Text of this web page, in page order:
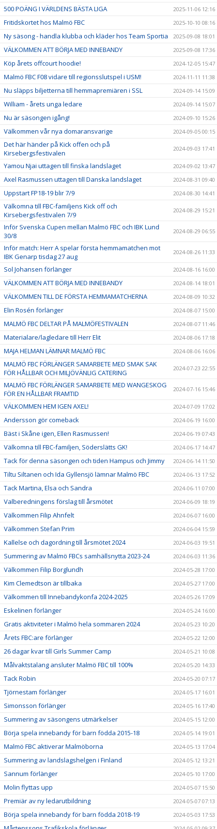
500 POÄNG I VÄRLDENS BÄSTA LIGA 2025-11-06 12:16
Fritidskortet hos Malmö FBC 2025-10-10 08:16
Ny säsong - handla klubba och kläder hos Team Sportia 2025-09-08 18:01
VÄLKOMMEN ATT BÖRJA MED INNEBANDY 2025-09-08 17:36
Köp årets offcourt hoodie! 2024-12-05 15:47
Malmö FBC F08 vidare till regionsslutspel i USM! 2024-11-11 11:38
Nu släpps biljetterna till hemmapremiären i SSL 2024-09-14 15:09
William - årets unga ledare 2024-09-14 15:07
Nu är säsongen igång! 2024-09-10 15:26
Välkommen vår nya domaransvarige 2024-09-05 00:15
Det här händer på Kick offen och på
Kirsebergsfestivalen
2024-09-03 17:41
Yamou Njai uttagen till finska landslaget 2024-09-02 13:47
Axel Rasmussen uttagen till Danska landslaget 2024-08-31 09:40
Uppstart FP18-19 blir 7/9 2024-08-30 14:41
Välkomna till FBC-familjens Kick off och
Kirsebergsfestivalen 7/9
2024-08-29 15:21
Inför Svenska Cupen mellan Malmö FBC och IBK Lund
30/8
2024-08-29 06:55
Inför match: Herr A spelar första hemmamatchen mot
IBK Genarp tisdag 27 aug
2024-08-26 11:33
Sol Johansen förlänger 2024-08-16 16:00
VÄLKOMMEN ATT BÖRJA MED INNEBANDY 2024-08-14 18:01
VÄLKOMMEN TILL DE FÖRSTA HEMMAMATCHERNA 2024-08-09 10:32
Elin Rosén förlänger 2024-08-07 15:00
MALMÖ FBC DELTAR PÅ MALMÖFESTIVALEN 2024-08-07 11:46
Materialare/lagledare till Herr Elit 2024-08-06 17:18
MAJA HELMAN LÄMNAR MALMÖ FBC 2024-08-06 16:06
MALMÖ FBC FÖRLÄNGER SAMARBETE MED SMAK SAK
FÖR HÅLLBAR OCH MILJÖVÄNLIG CATERING
2024-07-23 22:55
MALMÖ FBC FÖRLÄNGER SAMARBETE MED WANGESKOG
FÖR EN HÅLLBAR FRAMTID
2024-07-16 15:46
VÄLKOMMEN HEM IGEN AXEL! 2024-07-09 17:02
Andersson gör comeback 2024-06-19 16:00
Bäst i Skåne igen, Ellen Rasmussen! 2024-06-19 07:43
Välkomna till FBC-familjen, Söderslätts GK! 2024-06-17 14:47
Tack för denna säsongen och tiden Hampus och Jimmy 2024-06-14 11:50
Tiltu Siltanen och Ida Gyllensjö lämnar Malmö FBC 2024-06-13 17:52
Tack Martina, Elsa och Sandra 2024-06-11 07:00
Valberedningens förslag till årsmötet 2024-06-09 18:19
Välkommen Filip Ahnfelt 2024-06-07 16:00
Välkommen Stefan Prim 2024-06-04 15:59
Kallelse och dagordning till årsmötet 2024 2024-06-03 19:51
Summering av Malmö FBCs samhällsnytta 2023-24 2024-06-03 11:36
Välkommen Filip Borglundh 2024-05-28 17:00
Kim Clemedtson är tillbaka 2024-05-27 17:00
Välkommen till Innebandykonfa 2024-2025 2024-05-26 17:09
Eskelinen förlänger 2024-05-24 16:00
Gratis aktiviteter i Malmö hela sommaren 2024 2024-05-23 10:20
Årets FBC:are förlänger 2024-05-22 12:00
26 dagar kvar till Girls Summer Camp 2024-05-21 10:08
Målvaktstalang ansluter Malmö FBC till 100% 2024-05-20 14:33
Tack Robin 2024-05-20 07:17
Tjörnestam förlänger 2024-05-17 16:01
Simonsson förlänger 2024-05-16 17:40
Summering av säsongens utmärkelser 2024-05-15 12:00
Börja spela innebandy för barn födda 2015-18 2024-05-14 19:01
Malmö FBC aktiverar Malmöborna 2024-05-13 17:04
Summering av landslagshelgen i Finland 2024-05-12 13:21
Sannum förlänger 2024-05-10 17:00
Molin flyttas upp 2024-05-07 15:50
Premiär av ny ledarutbildning 2024-05-07 07:13
Börja spela innebandy för barn födda 2018-19 2024-05-03 17:53